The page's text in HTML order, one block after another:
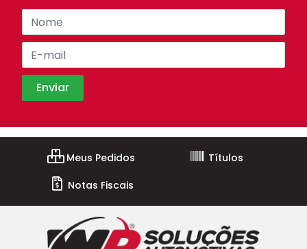
Meus Pedidos
Títulos
Notas Fiscais